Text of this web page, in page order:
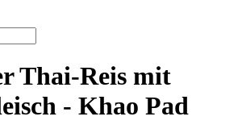
Thai-Reis mit
- Khao Pad